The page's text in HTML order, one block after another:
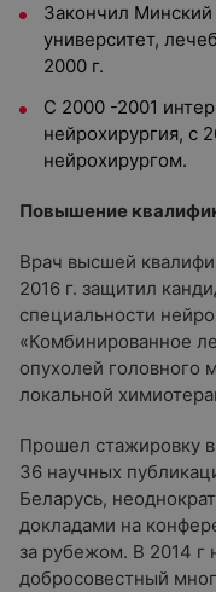
Закончил
университет,
2000 г.
С 2000 -2001
нейрохирургия, с
нейрохирургом.
Повышение
Врач высшей
2016 г. защитил
специальности
«Комбинированное
опухолей головного
локальной
Прошел стажировку
36 научных
Беларусь,
докладами на
за рубежом. В 2014 г
добросовестный